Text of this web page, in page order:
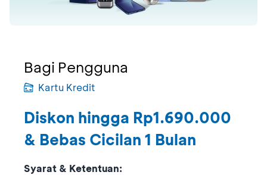
Bagi Pengguna
Kartu Kredit
Diskon hingga Rp1.690.000
& Bebas Cicilan 1 Bulan
Syarat & Ketentuan: